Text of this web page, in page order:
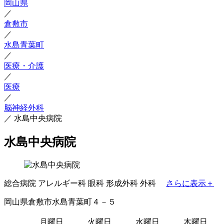
岡山県
／
倉敷市
／
水島青葉町
／
医療・介護
／
医療
／
脳神経外科
／ 水島中央病院
水島中央病院
総合病院 アレルギー科 眼科 形成外科 外科 さらに表示＋
岡山県倉敷市水島青葉町４－５
月曜日 火曜日 水曜日 木曜日